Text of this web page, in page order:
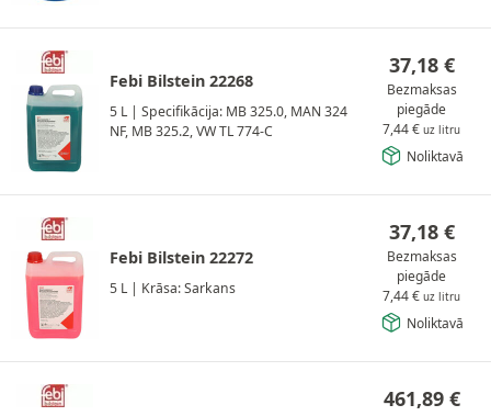
Febi Bilstein 22268
5 L | Specifikācija: MB 325.0, MAN 324
NF, MB 325.2, VW TL 774-C
37,18 €
Bezmaksas
piegāde
7,44€ uz litru
Noliktavā
Febi Bilstein 22272
5 L | Krāsa: Sarkans
37,18 €
Bezmaksas
piegāde
7,44€ uz litru
Noliktavā
461,89 €